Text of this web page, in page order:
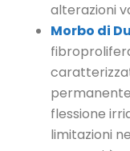
alterazioni
Morbo di
flessione
limitazioni